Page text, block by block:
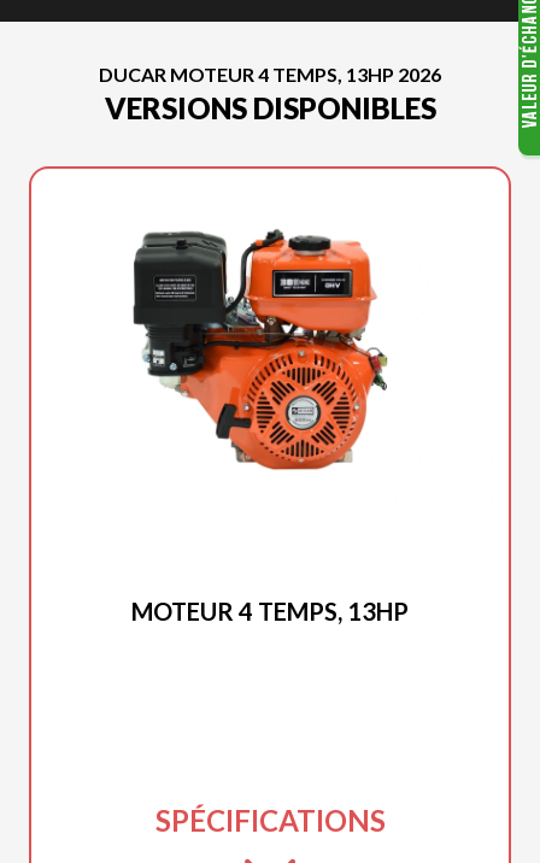
DUCAR MOTEUR 4 TEMPS, 13HP 2026
VERSIONS DISPONIBLES
MOTEUR 4 TEMPS, 13HP
SPÉCIFICATIONS